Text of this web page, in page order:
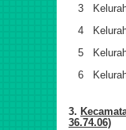
3
4
5
6
3.
36.74.06)